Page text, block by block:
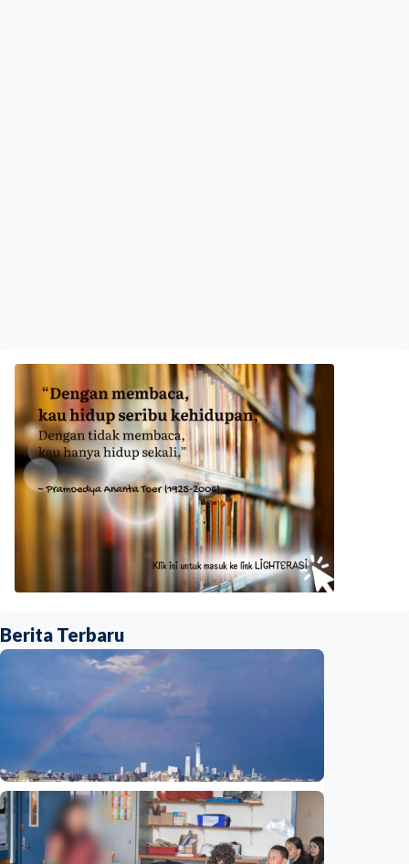
Berita Terbaru
Humaniora
Beijing jadi ibu kota arsitektur dunia
UNESCO-UIA 2029. Apa alasannya?